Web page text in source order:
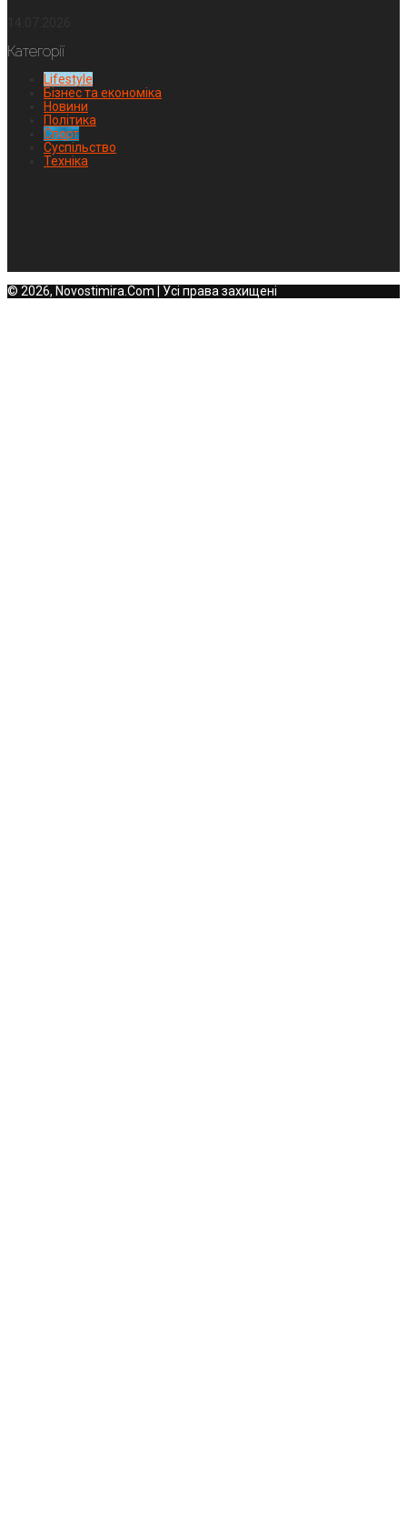
Категорії
Lifestyle
Бізнес та економіка
Новини
Політика
Спорт
Суспільство
Техніка
© 2026, Novostimira.Com | Усі права захищені